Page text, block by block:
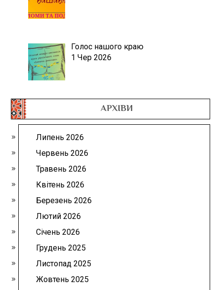
Голос нашого краю
1 Чер 2026
АРХІВИ
Липень 2026
Червень 2026
Травень 2026
Квітень 2026
Березень 2026
Лютий 2026
Січень 2026
Грудень 2025
Листопад 2025
Жовтень 2025